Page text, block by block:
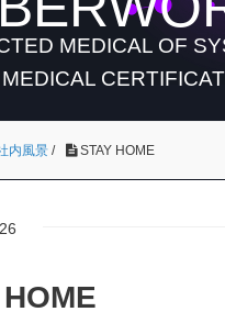
MEDICAL OF
MEDICAL
内風景 / STAY HOME